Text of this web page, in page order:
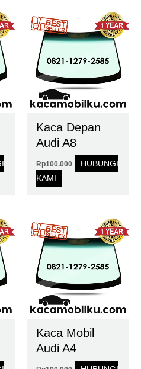
Kaca Depan
Audi A8
Rp100.000
HUBUNGI
KAMI
Kaca Mobil
Audi A4